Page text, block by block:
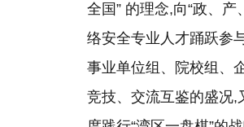
全国” 的理念,向“政、
络安全专业人才踊跃参
事业单位组、院校组、
竞技、交流互鉴的盛况,